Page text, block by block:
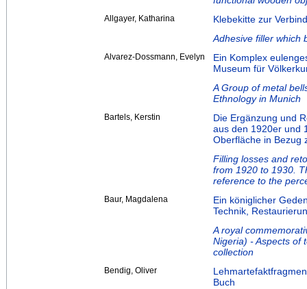
Allgayer, Katharina
Klebekitte zur
Adhesive filler which
Alvarez-Dossmann, Evelyn
Ein Komplex
Museum für
A Group of metal
Ethnology in Munich
Bartels, Kerstin
Die Ergänzung und
aus den 1920er und
Oberfläche in Bezug
Filling losses and
from 1920 to 1930.
reference to the
Baur, Magdalena
Ein königlicher
Technik,
A royal
Nigeria) - Aspects of
collection
Bendig, Oliver
Buch